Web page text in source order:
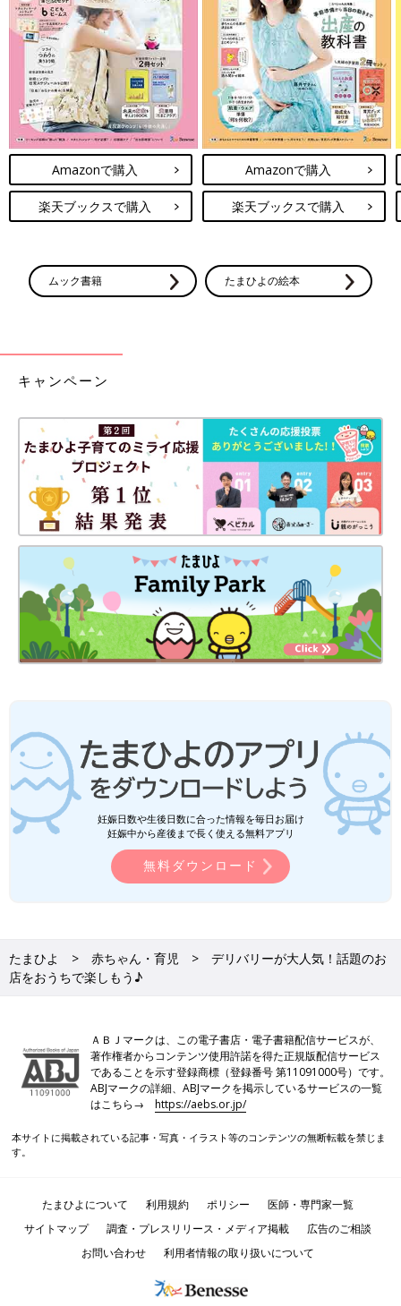
Amazonで購入
楽天ブックスで購入
Amazonで購入
楽天ブックスで購入
ムック書籍 たまひよの絵本
キャンペーン
妊娠日数や生後日数に合った情報を毎日お届け
妊娠中から産後まで長く使える無料アプリ
無料ダウンロード
たまひよ 赤ちゃん・育児
デリバリーが大人気！話題のお
店をおうちで楽しもう♪
ＡＢＪマークは、この電子書店・電子書籍配信サービスが、
著作権者からコンテンツ使用許諾を得た正規版配信サービス
であることを示す登録商標（登録番号 第11091000号）です。
ABJマークの詳細、ABJマークを掲示しているサービスの一覧
はこちら→https://aebs.or.jp/
本サイトに掲載されている記事・写真・イラスト等のコンテンツの無断転載を禁じま
す。
たまひよについて 利用規約 ポリシー
医師・専門家一覧
サイトマップ
調査・プレスリリース・メディア掲載
広告のご相談
お問い合わせ
利用者情報の取り扱いについて